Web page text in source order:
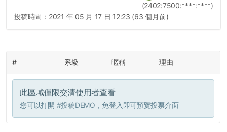
(2402:7500:****:****)
投稿時間： 2021 年 05 月 17 日 12:23 (63 個月前)
# 系級 暱稱 理由
此區域僅限交清使用者查看
您可以打開 #投稿DEMO ，免登入即可預覽投票介面